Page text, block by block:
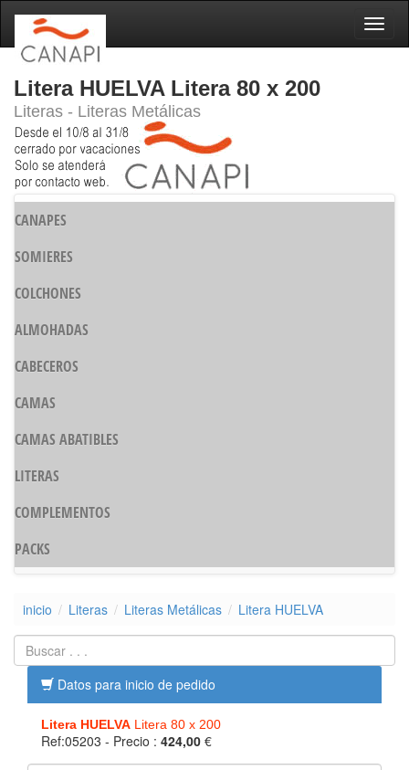
Litera HUELVA Litera 80 x 200
Literas - Literas Metálicas
CANAPES
SOMIERES
COLCHONES
ALMOHADAS
CABECEROS
CAMAS
CAMAS ABATIBLES
LITERAS
COMPLEMENTOS
PACKS
inicio Literas Literas Metálicas Litera HUELVA
Datos para inicio de pedido
Litera HUELVA Litera 80 x 200
Ref:05203 - Precio : 424,00 €